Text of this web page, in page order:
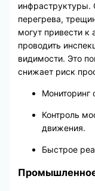
инфраструктуры.
перегрева,
могут привести
проводить
видимости. Это
снижает риск
Мониторинг
Контроль
движения.
Быстрое